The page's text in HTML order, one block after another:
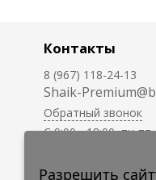
Контакты
8 (967) 118-24-13
Shaik-
Обратный звонок
C 9:00 - 18:00, пн-пт
Разрешить